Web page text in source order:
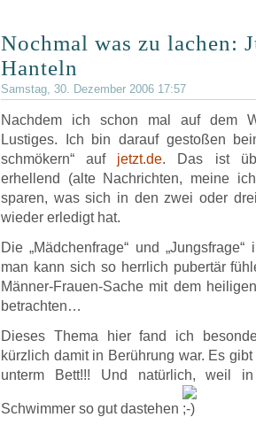
Nochmal was zu lachen:
Hanteln
Samstag, 30. Dezember 2006 17:57
Nachdem ich schon mal auf dem
Lustiges. Ich bin darauf gestoßen
schmökern“ auf jetzt.de. Das ist
erhellend (alte Nachrichten, meine
sparen, was sich in den zwei oder
wieder erledigt hat.
Die „Mädchenfrage“ und
man kann sich so herrlich pubertär
Männer-Frauen-Sache mit dem
betrachten…
Dieses Thema hier fand ich
kürzlich damit in Berührung war. Es
unterm Bett!!! Und natürlich, weil in
Schwimmer so gut dastehen